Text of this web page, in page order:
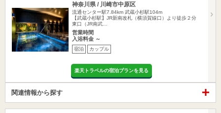
神奈川県 / 川崎市中原区
流通センター駅7.84km 武蔵小杉駅104m
【武蔵小杉駅】JR新南改札（横須賀線口）より徒歩２分
東口（JR南武…
営業時間
入浴料金 ～
宿泊 カップル
楽天トラベルの宿泊プランを見る
関連情報から探す